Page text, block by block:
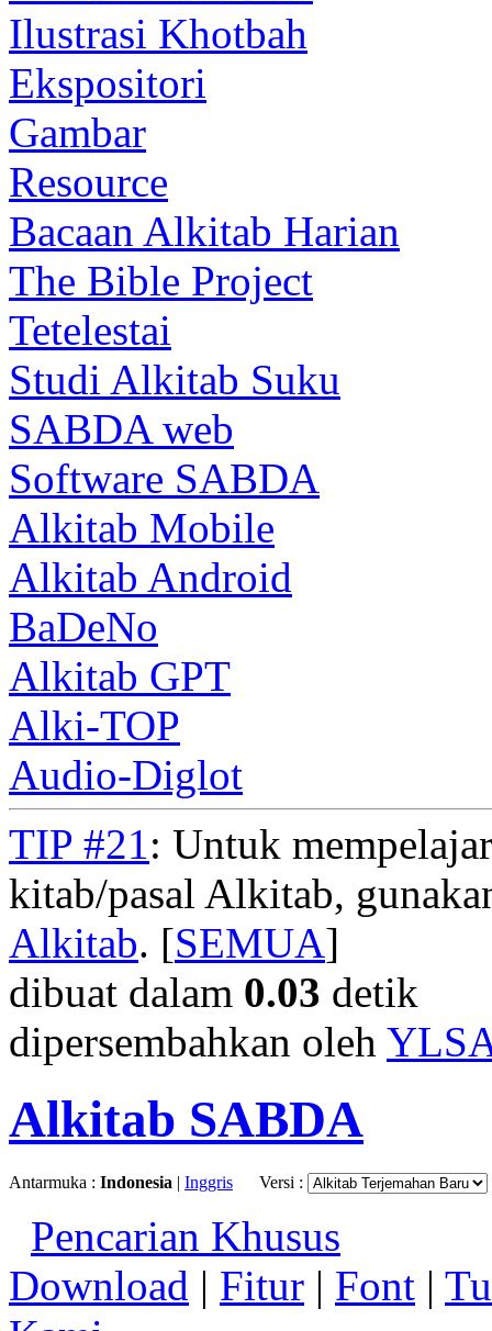
Ilustrasi Khotbah
Ekspositori
Gambar
Resource
Bacaan Alkitab Harian
The Bible Project
Tetelestai
Studi Alkitab Suku
SABDA web
Software SABDA
Alkitab Mobile
Alkitab Android
BaDeNo
Alkitab GPT
Alki-TOP
Audio-Diglot
TIP #21: Untuk
kitab/pasal Alkitab,
Alkitab. [SEMUA]
dibuat dalam 0.03 detik
dipersembahkan oleh
Alkitab SABDA
Antarmuka : Indonesia | Inggris Versi :
Pencarian Khusus
Download | Fitur | Font |